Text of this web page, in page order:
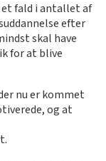
et fald i antallet af
efter
skal have
for at blive
nu er kommet
og at